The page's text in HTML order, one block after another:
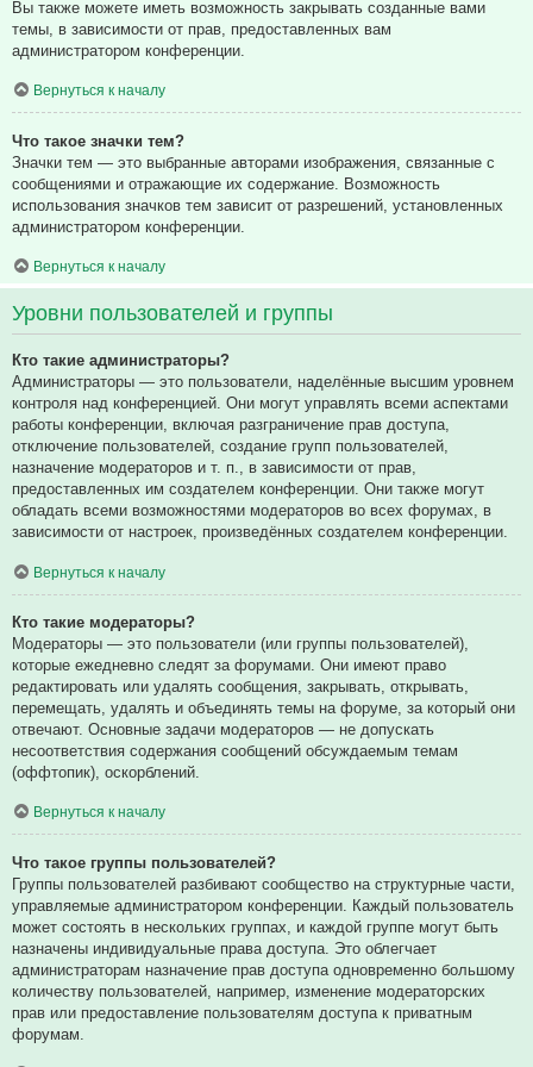
Вы также можете иметь возможность закрывать созданные вами
темы, в зависимости от прав, предоставленных вам
администратором конференции.
Вернуться к началу
Что такое значки тем?
Значки тем — это выбранные авторами изображения, связанные с
сообщениями и отражающие их содержание. Возможность
использования значков тем зависит от разрешений, установленных
администратором конференции.
Вернуться к началу
Уровни пользователей и группы
Кто такие администраторы?
Администраторы — это пользователи, наделённые высшим уровнем
контроля над конференцией. Они могут управлять всеми аспектами
работы конференции, включая разграничение прав доступа,
отключение пользователей, создание групп пользователей,
назначение модераторов и т. п., в зависимости от прав,
предоставленных им создателем конференции. Они также могут
обладать всеми возможностями модераторов во всех форумах, в
зависимости от настроек, произведённых создателем конференции.
Вернуться к началу
Кто такие модераторы?
Модераторы — это пользователи (или группы пользователей),
которые ежедневно следят за форумами. Они имеют право
редактировать или удалять сообщения, закрывать, открывать,
перемещать, удалять и объединять темы на форуме, за который они
отвечают. Основные задачи модераторов — не допускать
несоответствия содержания сообщений обсуждаемым темам
(оффтопик), оскорблений.
Вернуться к началу
Что такое группы пользователей?
Группы пользователей разбивают сообщество на структурные части,
управляемые администратором конференции. Каждый пользователь
может состоять в нескольких группах, и каждой группе могут быть
назначены индивидуальные права доступа. Это облегчает
администраторам назначение прав доступа одновременно большому
количеству пользователей, например, изменение модераторских
прав или предоставление пользователям доступа к приватным
форумам.